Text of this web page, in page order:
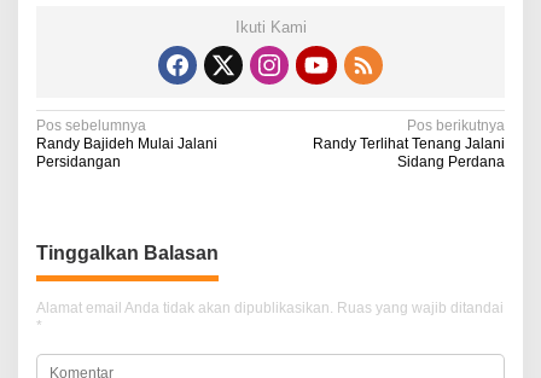
Ikuti Kami
N
a
i
g
a
s
Pos sebelumnya
Randy Bajideh Mulai Jalani
Persidangan
Pos berikutnya
Randy Terlihat Tenang Jalani
Sidang Perdana
Tinggalkan Balasan
Alamat email Anda tidak akan dipublikasikan. Ruas yang wajib ditandai
*